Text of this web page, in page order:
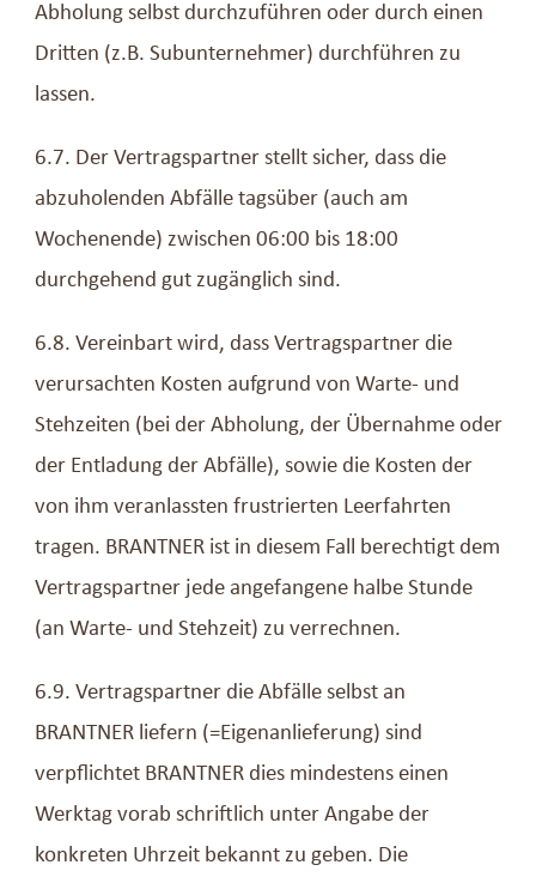
Abholung selbst durchzuführen oder durch einen
Dritten (z.B. Subunternehmer) durchführen zu
lassen.
6.7. Der Vertragspartner stellt sicher, dass die
abzuholenden Abfälle tagsüber (auch am
Wochenende) zwischen 06:00 bis 18:00
durchgehend gut zugänglich sind.
6.8. Vereinbart wird, dass Vertragspartner die
verursachten Kosten aufgrund von Warte- und
Stehzeiten (bei der Abholung, der Übernahme oder
der Entladung der Abfälle), sowie die Kosten der
von ihm veranlassten frustrierten Leerfahrten
tragen. BRANTNER ist in diesem Fall berechtigt dem
Vertragspartner jede angefangene halbe Stunde
(an Warte- und Stehzeit) zu verrechnen.
6.9. Vertragspartner die Abfälle selbst an
BRANTNER liefern (=Eigenanlieferung) sind
verpflichtet BRANTNER dies mindestens einen
Werktag vorab schriftlich unter Angabe der
konkreten Uhrzeit bekannt zu geben. Die